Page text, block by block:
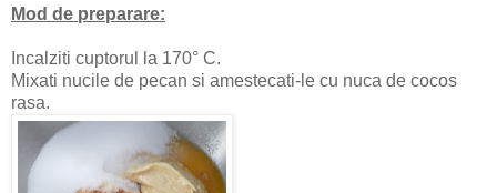
Mod de preparare:
Incalziti cuptorul la 170° C.
Mixati nucile de pecan si amestecati-le cu nuca de cocos
rasa.